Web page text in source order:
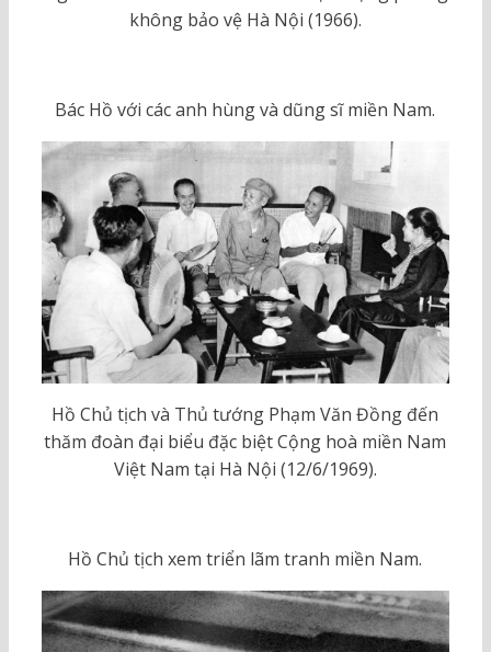
không bảo vệ Hà Nội (1966).
Bác Hồ với các anh hùng và dũng sĩ miền Nam.
Hồ Chủ tịch và Thủ tướng Phạm Văn Đồng đến
thăm đoàn đại biểu đặc biệt Cộng hoà miền Nam
Việt Nam tại Hà Nội (12/6/1969).
Hồ Chủ tịch xem triển lãm tranh miền Nam.